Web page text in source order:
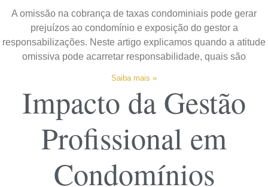
A omissão na cobrança de taxas condominiais pode gerar
prejuízos ao condomínio e exposição do gestor a
responsabilizações. Neste artigo explicamos quando a atitude
omissiva pode acarretar responsabilidade, quais são
Saiba mais »
Impacto da Gestão
Profissional em
Condomínios